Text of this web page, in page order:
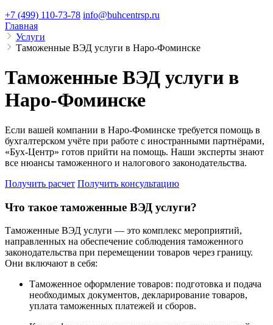
+7 (499) 110-73-78 info@buhcentrsp.ru
Главная
Услуги
Таможенные ВЭД услуги в Наро-Фоминске
Таможенные ВЭД услуги в
Наро-Фоминске
Если вашей компании в Наро-Фоминске требуется помощь в
бухгалтерском учёте при работе с иностранными партнёрами,
«Бух-Центр» готов прийти на помощь. Наши эксперты знают
все нюансы таможенного и налогового законодательства.
Получить расчет Получить консультацию
Что такое таможенные ВЭД услуги?
Таможенные ВЭД услуги — это комплекс мероприятий,
направленных на обеспечение соблюдения таможенного
законодательства при перемещении товаров через границу.
Они включают в себя:
Таможенное оформление товаров: подготовка и подача
необходимых документов, декларирование товаров,
уплата таможенных платежей и сборов.